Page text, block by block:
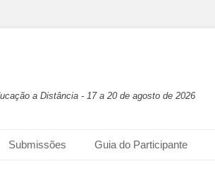
a Distância - 17 a 20 de agosto de 2026
Submissões Guia do Participante